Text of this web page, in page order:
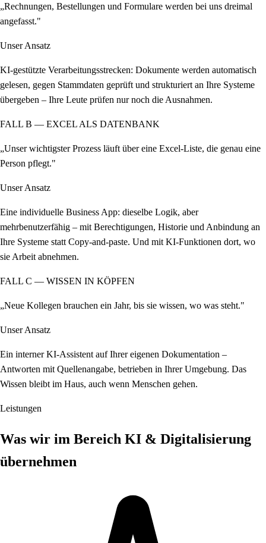
„Rechnungen, Bestellungen und Formulare werden bei uns dreimal
angefasst."
Unser Ansatz
KI-gestützte Verarbeitungsstrecken: Dokumente werden automatisch
gelesen, gegen Stammdaten geprüft und strukturiert an Ihre Systeme
übergeben – Ihre Leute prüfen nur noch die Ausnahmen.
FALL B — EXCEL ALS DATENBANK
„Unser wichtigster Prozess läuft über eine Excel-Liste, die genau eine
Person pflegt."
Unser Ansatz
Eine individuelle Business App: dieselbe Logik, aber
mehrbenutzerfähig – mit Berechtigungen, Historie und Anbindung an
Ihre Systeme statt Copy-and-paste. Und mit KI-Funktionen dort, wo
sie Arbeit abnehmen.
FALL C — WISSEN IN KÖPFEN
„Neue Kollegen brauchen ein Jahr, bis sie wissen, wo was steht."
Unser Ansatz
Ein interner KI-Assistent auf Ihrer eigenen Dokumentation –
Antworten mit Quellenangabe, betrieben in Ihrer Umgebung. Das
Wissen bleibt im Haus, auch wenn Menschen gehen.
Leistungen
Was wir im Bereich KI & Digitalisierung
übernehmen